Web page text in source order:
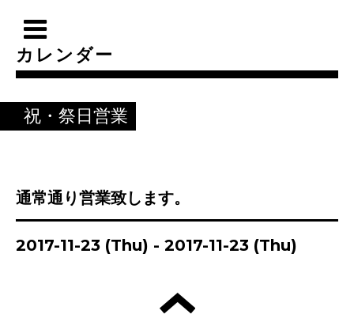
カレンダー
祝・祭日営業
通常通り営業致します。
2017-11-23 (Thu) - 2017-11-23 (Thu)